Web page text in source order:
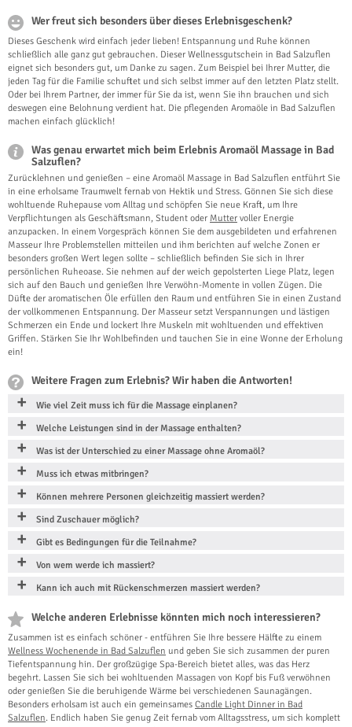
Wer freut sich besonders über dieses Erlebnisgeschenk?
Dieses Geschenk wird einfach jeder lieben! Entspannung und Ruhe können
schließlich alle ganz gut gebrauchen. Dieser Wellnessgutschein in Bad Salzuflen
eignet sich besonders gut, um Danke zu sagen. Zum Beispiel bei Ihrer Mutter, die
jeden Tag für die Familie schuftet und sich selbst immer auf den letzten Platz stellt.
Oder bei Ihrem Partner, der immer für Sie da ist, wenn Sie ihn brauchen und sich
deswegen eine Belohnung verdient hat. Die pflegenden Aromaöle in Bad Salzuflen
machen einfach glücklich!
Was genau erwartet mich beim Erlebnis Aromaöl Massage in Bad
Salzuflen?
Zurücklehnen und genießen – eine Aromaöl Massage in Bad Salzuflen entführt Sie
in eine erholsame Traumwelt fernab von Hektik und Stress. Gönnen Sie sich diese
wohltuende Ruhepause vom Alltag und schöpfen Sie neue Kraft, um Ihre
Verpflichtungen als Geschäftsmann, Student oder Mutter voller Energie
anzupacken. In einem Vorgespräch können Sie dem ausgebildeten und erfahrenen
Masseur Ihre Problemstellen mitteilen und ihm berichten auf welche Zonen er
besonders großen Wert legen sollte – schließlich befinden Sie sich in Ihrer
persönlichen Ruheoase. Sie nehmen auf der weich gepolsterten Liege Platz, legen
sich auf den Bauch und genießen Ihre Verwöhn-Momente in vollen Zügen. Die
Düfte der aromatischen Öle erfüllen den Raum und entführen Sie in einen Zustand
der vollkommenen Entspannung. Der Masseur setzt Verspannungen und lästigen
Schmerzen ein Ende und lockert Ihre Muskeln mit wohltuenden und effektiven
Griffen. Stärken Sie Ihr Wohlbefinden und tauchen Sie in eine Wonne der Erholung
ein!
Weitere Fragen zum Erlebnis? Wir haben die Antworten!
Wie viel Zeit muss ich für die Massage einplanen?
Welche Leistungen sind in der Massage enthalten?
Was ist der Unterschied zu einer Massage ohne Aromaöl?
Muss ich etwas mitbringen?
Können mehrere Personen gleichzeitig massiert werden?
Sind Zuschauer möglich?
Gibt es Bedingungen für die Teilnahme?
Von wem werde ich massiert?
Kann ich auch mit Rückenschmerzen massiert werden?
Welche anderen Erlebnisse könnten mich noch interessieren?
Zusammen ist es einfach schöner - entführen Sie Ihre bessere Hälfte zu einem
Wellness Wochenende in Bad Salzuflen und geben Sie sich zusammen der puren
Tiefentspannung hin. Der großzügige Spa-Bereich bietet alles, was das Herz
begehrt. Lassen Sie sich bei wohltuenden Massagen von Kopf bis Fuß verwöhnen
oder genießen Sie die beruhigende Wärme bei verschiedenen Saunagängen.
Besonders erholsam ist auch ein gemeinsames Candle Light Dinner in Bad
Salzuflen. Endlich haben Sie genug Zeit fernab vom Alltagsstress, um sich komplett